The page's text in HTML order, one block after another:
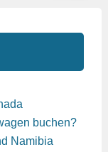
buchen?
Namibia